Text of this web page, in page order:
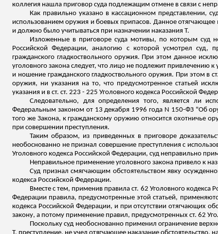
коллегия нашла приговор суда подлежащим отмене в связи с
Как правильно указано в кассационном представлении,
использованием оружия и боевых припасов. Данное отягчающее
и должно было учитываться при назначении наказания Т.
Изложенные в приговоре суда мотивы, по которым суд
Российской Федерации, аналогию с которой усмотрел суд,
гражданского гладкоствольного оружия. При этом данное
уголовного закона следует, что лицо не подлежит привлечению
и ношение гражданского гладкоствольного оружия. При этом в
оружия, ни указания на то, что предусмотренное статьей
указания и в ст. ст. 223 - 225 Уголовного кодекса Российской
Следовательно, для определения того, является ли
Федеральным законом от 13 декабря 1996 года N 150-ФЗ "Об
того же Закона, к гражданскому оружию относится охотничье
при совершении преступления.
Таким образом, из приведенных в приговоре
необоснованно не признал совершение преступления с
Уголовного кодекса Российской Федерации, суд неправильно
Неправильное применение уголовного закона привело к
Суд признал смягчающим обстоятельством явку
кодекса Российской Федерации.
Вместе с тем, применив правила ст. 62 Уголовного кодекса
Федерации правила, предусмотренные этой статьей,
кодекса Российской Федерации, и при отсутствии отягчающих
закону, а потому применение правил, предусмотренных ст. 62
Поскольку суд необоснованно применил ограничение